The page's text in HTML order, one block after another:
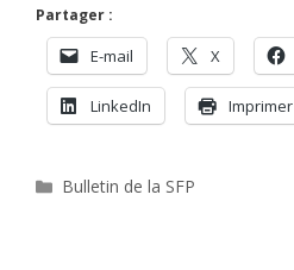
Partager :
E-mail X
LinkedIn Imprimer
Catégories
Bulletin de la SFP